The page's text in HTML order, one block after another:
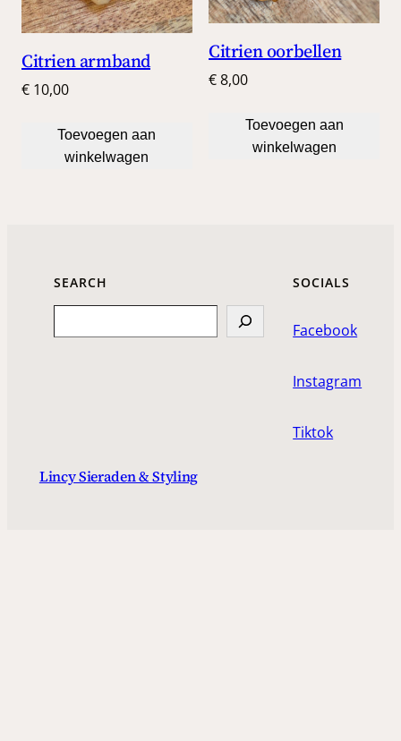
Citrien armband
€ 10,00
Toevoegen aan
winkelwagen
Citrien oorbellen
€8,00
Toevoegen aan
winkelwagen
SEARCH SOCIALS
Facebook
Instagram
Tiktok
Lincy Sieraden & Styling